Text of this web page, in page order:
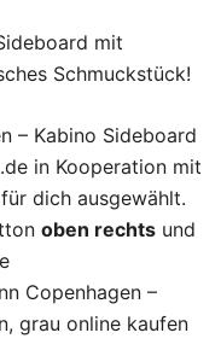
mit
Schmuckstück!
– Kabino Sideboard
in Kooperation mit
dich ausgewählt.
oben rechts und
Copenhagen –
grau online kaufen